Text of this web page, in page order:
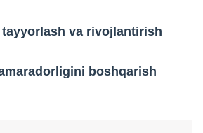
va rivojlantirish
boshqarish